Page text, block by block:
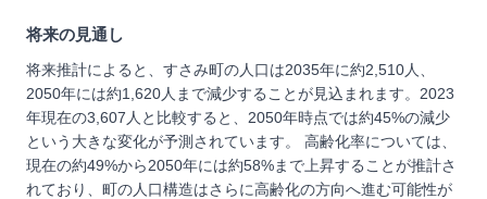
将来の見通し
将来推計によると、すさみ町の人口は2035年に約2,510人、
2050年には約1,620人まで減少することが見込まれます。2023
年現在の3,607人と比較すると、2050年時点では約45%の減少
という大きな変化が予測されています。 高齢化率については、
現在の約49%から2050年には約58%まで上昇することが推計さ
れており、町の人口構造はさらに高齢化の方向へ進む可能性が